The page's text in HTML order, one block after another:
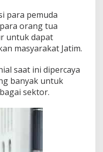
para pemuda
orang tua
untuk dapat
masyarakat Jatim.
saat ini dipercaya
banyak untuk
sektor.